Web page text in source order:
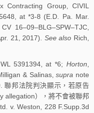
Contracting Group, CIVIL
at *3-8 (E.D. Pa. Mar.
16–09–BLG–SPW–TJC,
21, 2017). See also Rich,
5391394, at *6;Horton,
& Salinas,supra note
聯邦法院判決顯示，若原告
allegation），將不會被聯邦
v. Weston, 228 F.Supp.3d